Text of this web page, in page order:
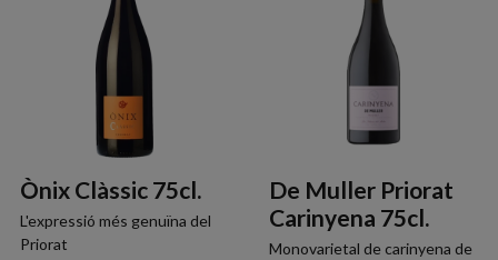
Ònix Clàssic 75cl.
L'expressió més genuïna del
Priorat
De Muller Priorat
Carinyena 75cl.
Monovarietal de carinyena de